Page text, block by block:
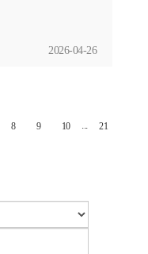
2026-04-26
8 9 10 ... 21